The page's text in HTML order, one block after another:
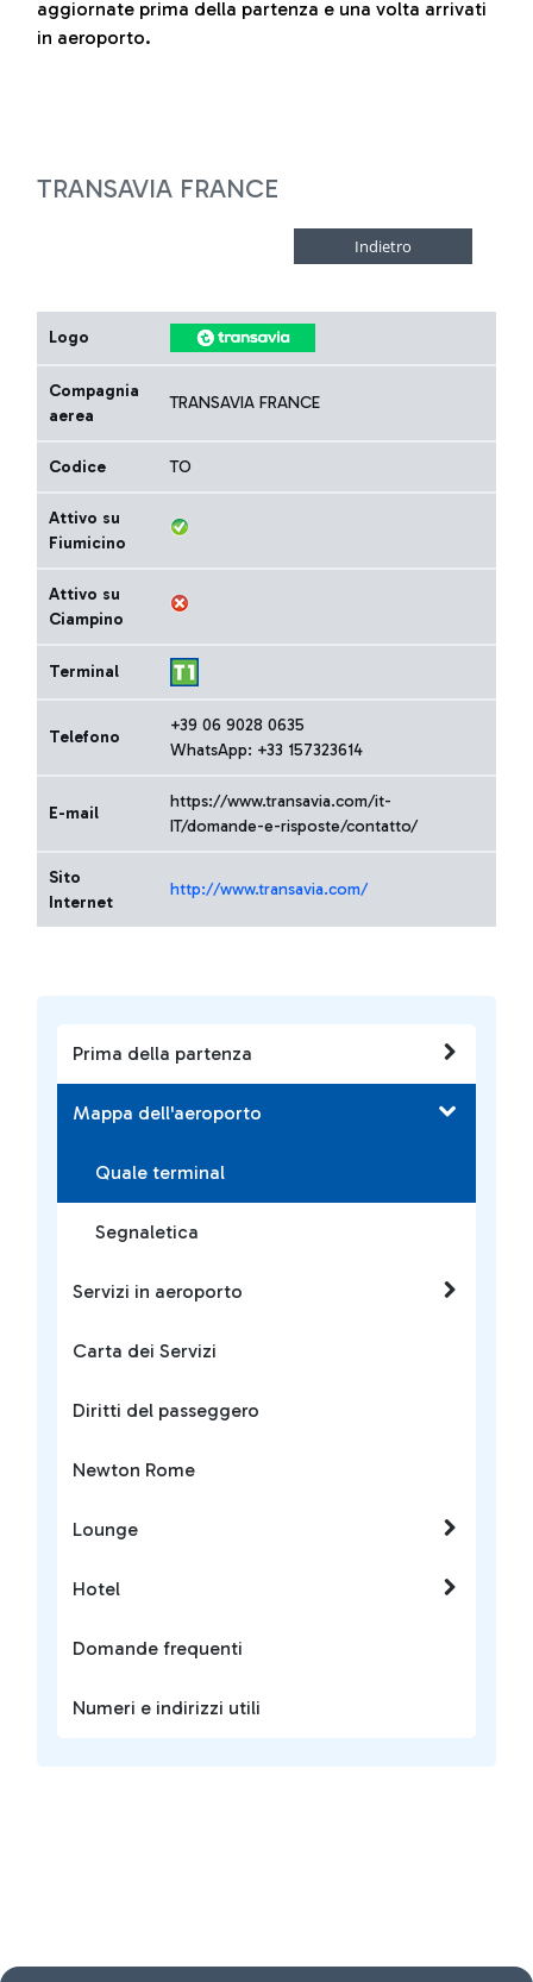
Prima della partenza
Mappa dell'aeroporto
Quale terminal
Segnaletica
Servizi in aeroporto
Carta dei Servizi
Diritti del passeggero
Newton Rome
Lounge
Hotel
Domande frequenti
Numeri e indirizzi utili
aggiornate prima della partenza e una volta arrivati
in aeroporto.
TRANSAVIA FRANCE
Logo
Compagnia
aerea
TRANSAVIA FRANCE
Codice TO
Attivo su
Fiumicino
Attivo su
Ciampino
Terminal
Telefono
+39 06 9028 0635
WhatsApp: +33 157323614
E-mail
https://www.transavia.com/it-
IT/domande-e-risposte/contatto/
Sito
Internet
http://www.transavia.com/